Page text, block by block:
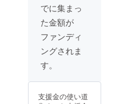
でに集まっ
た金額が
ファンディ
ングされま
す。
支援金の使い道